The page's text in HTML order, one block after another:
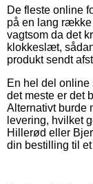
De fleste online
på en lang
vagtsom da det
klokkeslæt,
produkt sendt
En hel del online
det meste er det
Alternativt burde
levering, hvilket
Hillerød eller
din bestilling til